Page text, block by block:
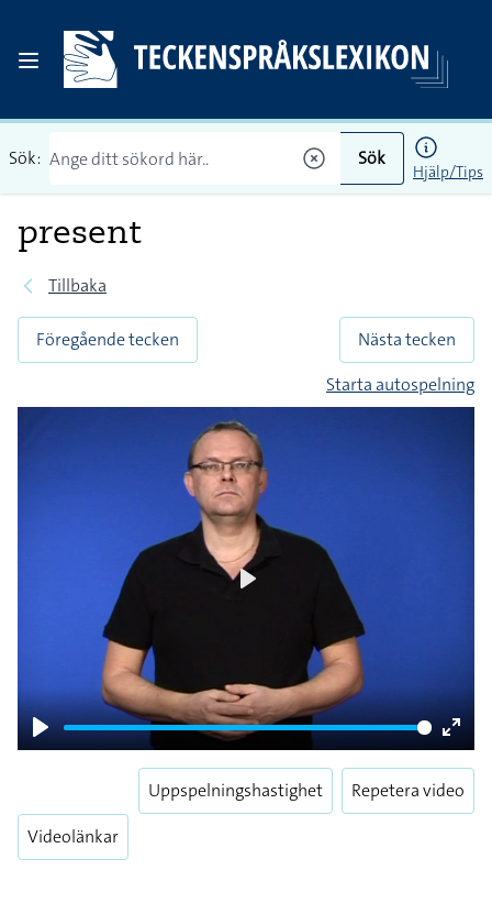
Sök: Sök
Hjälp/Tips
present
Tillbaka
Föregående tecken
Nästa tecken
Starta autospelning
Play
Enter
Videolänkar
Uppspelningshastighet Repetera video